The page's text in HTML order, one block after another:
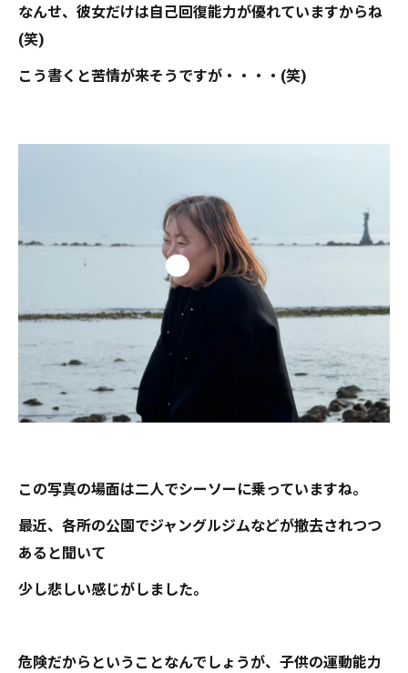
なんせ、彼女だけは自己回復能力が優れていますからね
(笑)
こう書くと苦情が来そうですが・・・・(笑)
この写真の場面は二人でシーソーに乗っていますね。
最近、各所の公園でジャングルジムなどが撤去されつつ
あると聞いて
少し悲しい感じがしました。
危険だからということなんでしょうが、子供の運動能力